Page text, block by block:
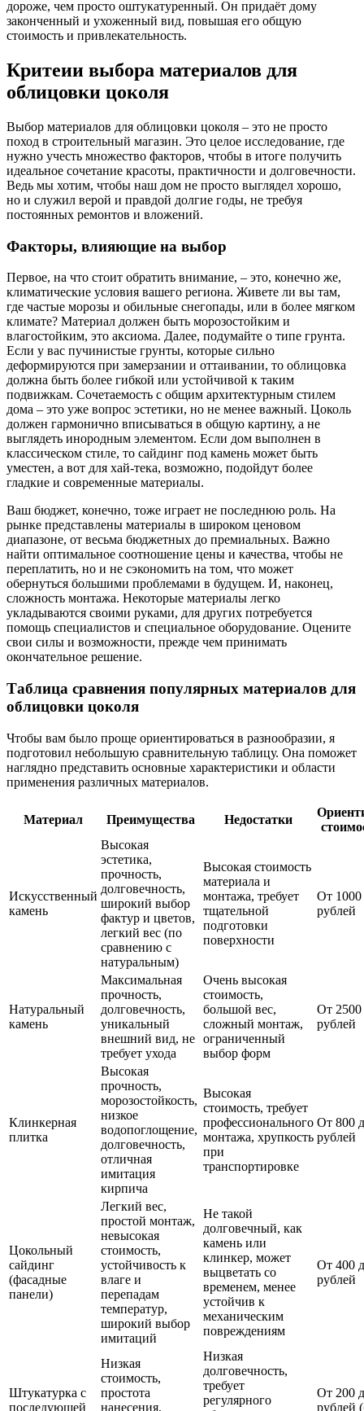
дороже, чем просто оштукатуренный. Он придаёт дому
законченный и ухоженный вид, повышая его общую
стоимость и привлекательность.
Критеии выбора материалов для
облицовки цоколя
Выбор материалов для облицовки цоколя – это не просто
поход в строительный магазин. Это целое исследование, где
нужно учесть множество факторов, чтобы в итоге получить
идеальное сочетание красоты, практичности и долговечности.
Ведь мы хотим, чтобы наш дом не просто выглядел хорошо,
но и служил верой и правдой долгие годы, не требуя
постоянных ремонтов и вложений.
Факторы, влияющие на выбор
Первое, на что стоит обратить внимание, – это, конечно же,
климатические условия вашего региона. Живете ли вы там,
где частые морозы и обильные снегопады, или в более мягком
климате? Материал должен быть морозостойким и
влагостойким, это аксиома. Далее, подумайте о типе грунта.
Если у вас пучинистые грунты, которые сильно
деформируются при замерзании и оттаивании, то облицовка
должна быть более гибкой или устойчивой к таким
подвижкам. Сочетаемость с общим архитектурным стилем
дома – это уже вопрос эстетики, но не менее важный. Цоколь
должен гармонично вписываться в общую картину, а не
выглядеть инородным элементом. Если дом выполнен в
классическом стиле, то сайдинг под камень может быть
уместен, а вот для хай-тека, возможно, подойдут более
гладкие и современные материалы.
Ваш бюджет, конечно, тоже играет не последнюю роль. На
рынке представлены материалы в широком ценовом
диапазоне, от весьма бюджетных до премиальных. Важно
найти оптимальное соотношение цены и качества, чтобы не
переплатить, но и не сэкономить на том, что может
обернуться большими проблемами в будущем. И, наконец,
сложность монтажа. Некоторые материалы легко
укладываются своими руками, для других потребуется
помощь специалистов и специальное оборудование. Оцените
свои силы и возможности, прежде чем принимать
окончательное решение.
Таблица сравнения популярных материалов для
облицовки цоколя
Чтобы вам было проще ориентироваться в разнообразии, я
подготовил небольшую сравнительную таблицу. Она поможет
наглядно представить основные характеристики и области
применения различных материалов.
Материал Преимущества Недостатки
Искусственный
камень
Высокая
эстетика,
прочность,
долговечность,
широкий выбор
фактур и цветов,
легкий вес (по
сравнению с
натуральным)
Высокая стоимость
материала и
монтажа, требует
тщательной
подготовки
поверхности
От 1000
рублей
Натуральный
камень
Максимальная
прочность,
долговечность,
уникальный
внешний вид, не
требует ухода
Очень высокая
стоимость,
большой вес,
сложный монтаж,
ограниченный
выбор форм
От 2500
рублей
Клинкерная
плитка
Высокая
прочность,
морозостойкость,
низкое
водопоглощение,
долговечность,
отличная
имитация
кирпича
Высокая
стоимость, требует
профессионального
монтажа, хрупкость
при
транспортировке
От 800
рублей
Цокольный
сайдинг
(фасадные
панели)
Легкий вес,
простой монтаж,
невысокая
стоимость,
устойчивость к
влаге и
перепадам
температур,
широкий выбор
имитаций
Не такой
долговечный, как
камень или
клинкер, может
выцветать со
временем, менее
устойчив к
механическим
повреждениям
От 400
рублей
Штукатурка с
последующей
Низкая
стоимость,
простота
нанесения,
Низкая
долговечность,
требует
регулярного
От 200
рублей